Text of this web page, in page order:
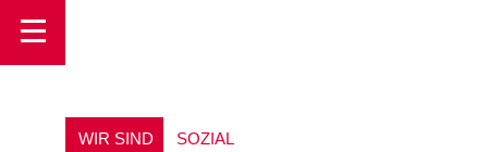
WIR SIND SOZ AL